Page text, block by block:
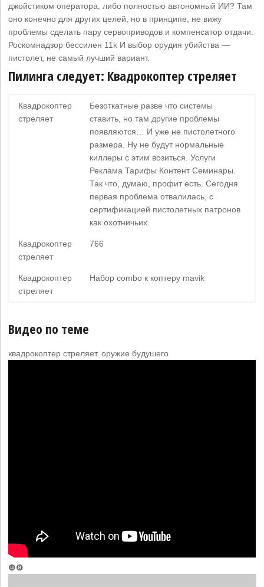
джойстиком оператора, либо полностью автономный ИИ? Там
оно конечно для других целей, но в принципе, не вижу
проблемы сделать пару сервоприводов и компенсатор отдачи.
Роскомнадзор бессилен 11k И выбор орудия убийства —
пистолет, не самый лучший вариант.
Пилинга следует: Квадрокоптер стреляет
Квадрокоптер
стреляет
Безоткатные разве что системы
ставить, но там другие проблемы
появляются… И уже не пистолетного
размера. Ну не будут нормальные
киллеры с этим возиться. Услуги
Реклама Тарифы Контент Семинары.
Так что, думаю, профит есть. Сегодня
первая проблема отвалилась, с
сертификацией пистолетных патронов
как охотничьих.
Квадрокоптер
стреляет
766
Квадрокоптер
стреляет
Набор combo к коптеру mavik
Видео по теме
квадрокоптер стреляет. оружие будушего
❿❽